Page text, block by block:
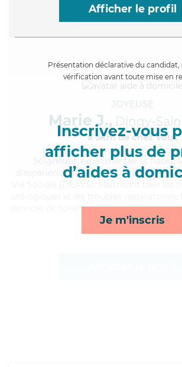
Afficher le profil
Présentation déclarative du candidat,
vérification avant toute mise en
Inscrivez-vous
afficher plus de
d’aides à
Je m'inscris
JOYEUSE
Marie J., Dingy-
à 5km de chez Vous
, expérimentée et fiable,
d'expérience et possède un diplôme
services de toilette/habillage, activités,
surveillance de nuit*